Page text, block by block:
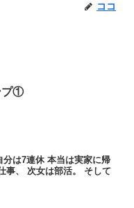
ココ
プ①
は7連休 本当は実家に帰
事、 次女は部活。 そして